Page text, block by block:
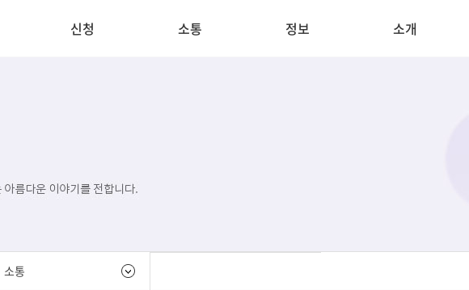
신청 소통 정보 소개
소통